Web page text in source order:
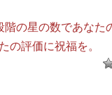
階の星の数であなた
の評価に祝福を。